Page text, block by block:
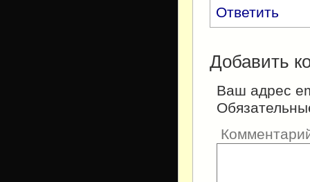
Ответить
Добавить
Ваш адрес